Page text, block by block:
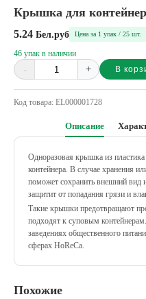
Крышка для
5.24 Бел.руб Цена за 1 упак / 25 шт.
46 упак в наличии
- + В
Alternative:
Код товара: EL000001728
Описание
Одноразовая крышка из пластика
контейнера. В случае хранения
поможет сохранить внешний вид
защитит от попадания грязи и
Такие крышки предотвращают
подходят к суповым
заведениях общественного
сферах HoReCa.
Похожие